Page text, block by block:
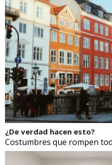
¿De verdad hacen esto?
Costumbres que rompen